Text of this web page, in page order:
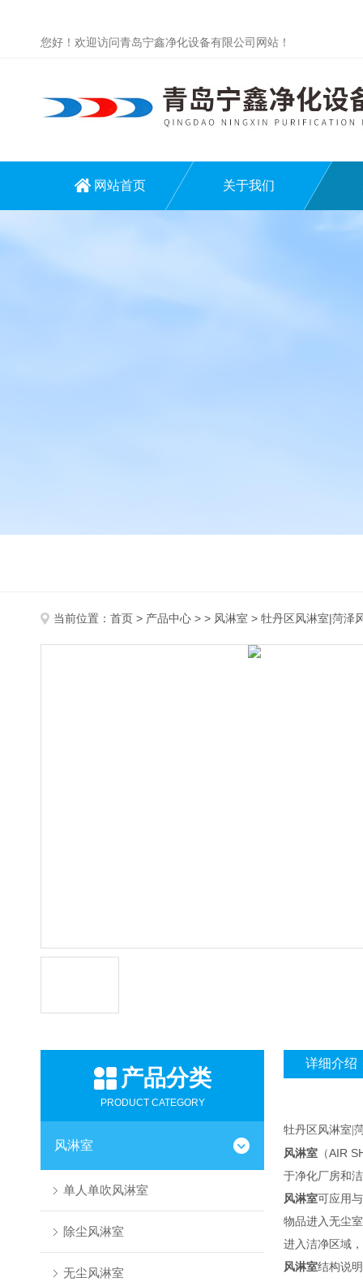
您好！欢迎访问青岛宁鑫净化设备有限公司网站！
网站首页 关于我们
当前位置： 首页 > 产品中心 > > 风淋室 > 牡丹区风淋室|菏泽
产品分类
PRODUCT CATEGORY
风淋室
单人单吹风淋室
除尘风淋室
无尘风淋室
详细介绍
牡丹区风淋室|
风淋室 （AIR
于净化厂房和
风淋室可应用
物品进入无尘
进入洁净区域
风淋室结构说明